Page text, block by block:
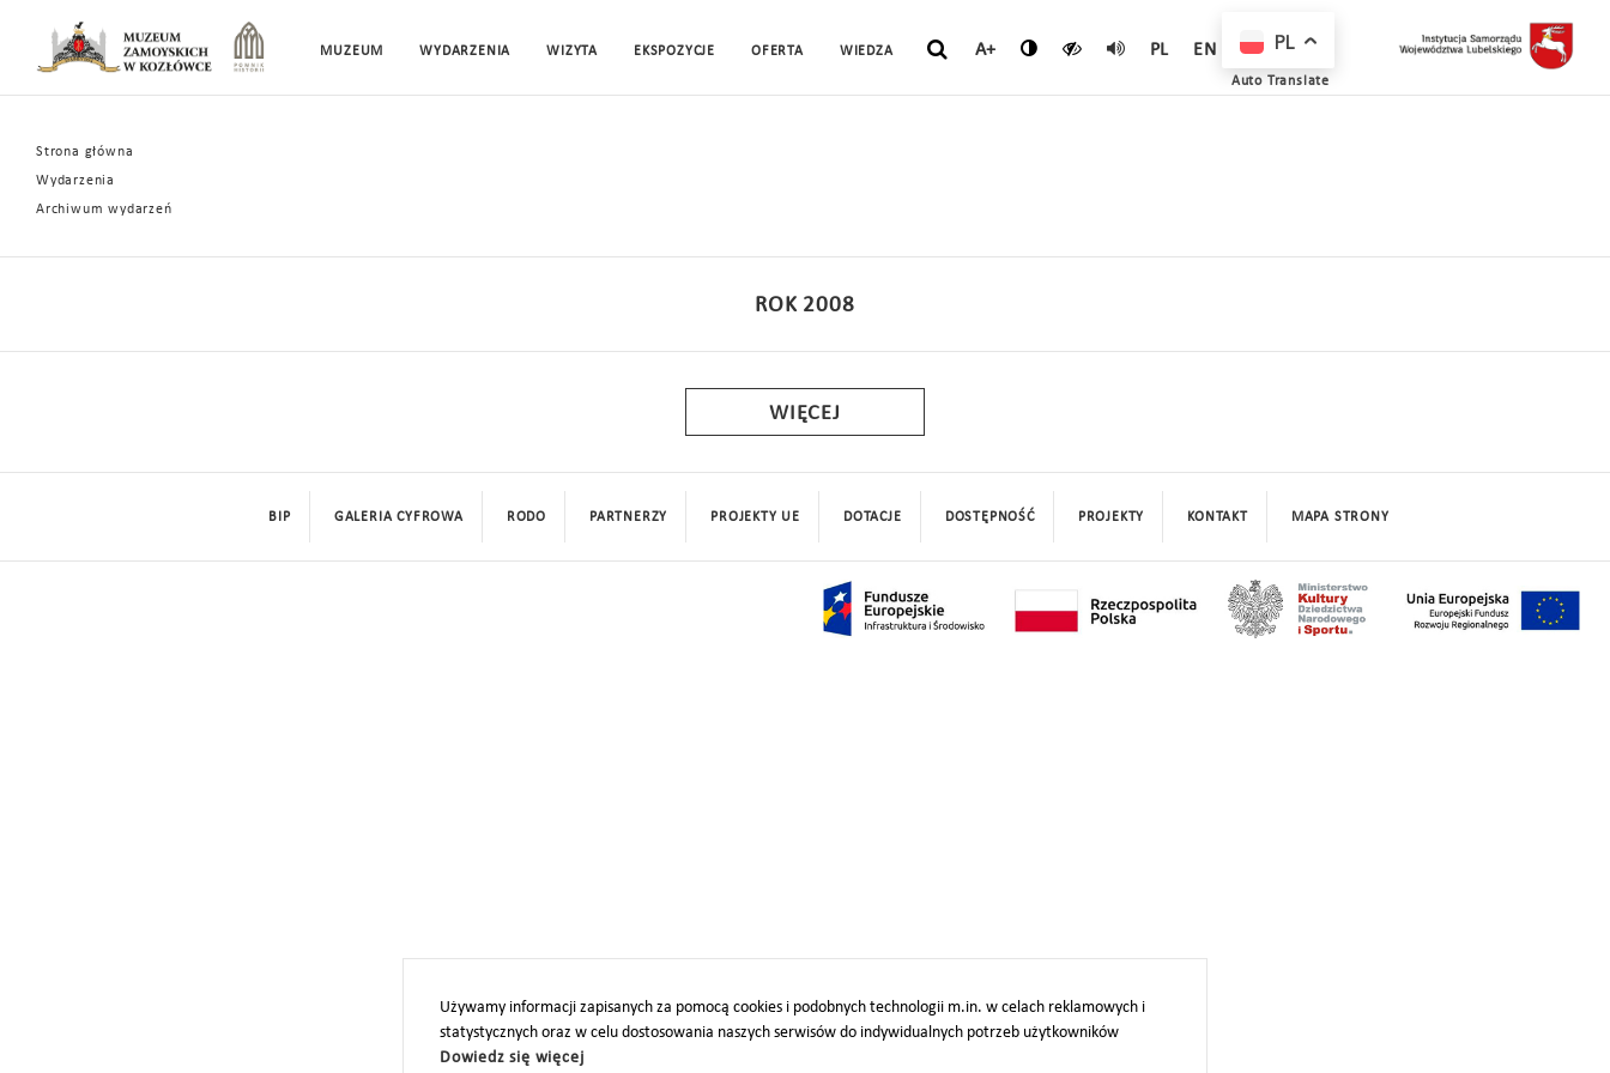
MUZEUM WYDARZENIA WIZYTA EKSPOZYCJE OFERTA WIEDZA A+ PL EN
Strona główna
Wydarzenia
Archiwum wydarzeń
ROK 2008
WIĘCEJ
Używamy informacji zapisanych za pomocą cookies i podobnych technologii m.in. w celach reklamowych i
statystycznych oraz w celu dostosowania naszych serwisów do indywidualnych potrzeb użytkowników
Dowiedz się więcej
BIP GALERIA CYFROWA RODO PARTNERZY PROJEKTY UE DOTACJE DOSTĘPNOŚĆ PROJEKTY KONTAKT MAPA STRONY
PL
Auto Translate